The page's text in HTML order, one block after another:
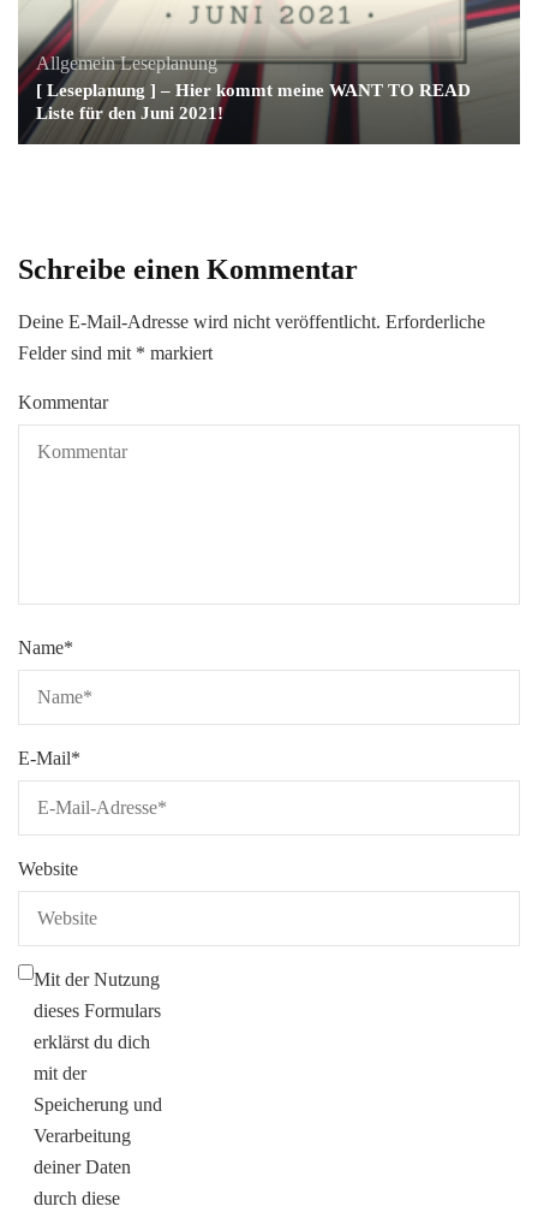
Allgemein Leseplanung
[ Leseplanung ] – Hier kommt meine WANT TO READ
Liste für den Juni 2021!
Schreibe einen Kommentar
Deine E-Mail-Adresse wird nicht veröffentlicht. Erforderliche
Felder sind mit * markiert
Kommentar
Name*
E-Mail*
Website
Mit der Nutzung
dieses Formulars
erklärst du dich
mit der
Speicherung und
Verarbeitung
deiner Daten
durch diese